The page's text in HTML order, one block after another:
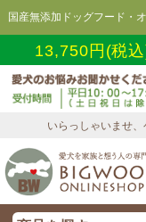
国産無添加ドッグフード・
13,750円(税
いらっしゃいませ